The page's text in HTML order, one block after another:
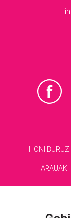
HONI BURUZ
ARAUAK